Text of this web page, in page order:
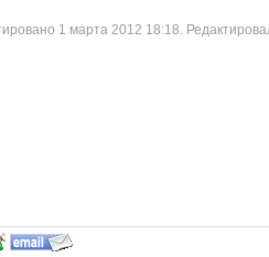
1 марта 2012 18:18.